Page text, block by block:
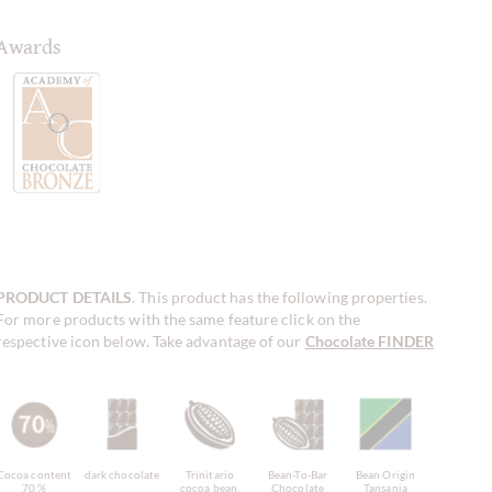
DETAILS. This product has the following properties.
more products with the same feature click on the
icon below. Take advantage of our Chocolate FINDER
content
70 %
dark chocolate
Trinitario
cocoa bean,
Bean-To-Bar
Chocolate
Bean Origin
Tansania